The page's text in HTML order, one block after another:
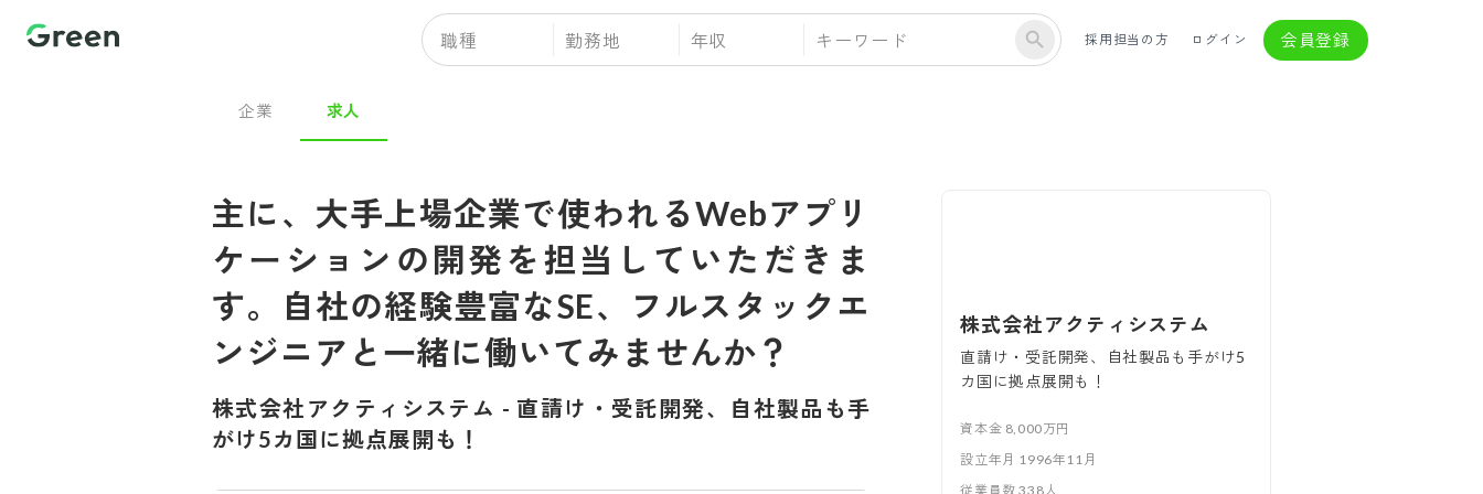
職種 勤務地 年収 採用担当の方 ログイン 会員登録
企業 求人
主に、大手上場企業で使われるWebアプリ
ケーションの開発を担当していただきま
す。自社の経験豊富なSE、フルスタックエ
ンジニアと一緒に働いてみませんか？
株式会社アクティシステム - 直請け・受託開発、自社製品も手
がけ5カ国に拠点展開も！
株式会社アクティシステム
直請け・受託開発、自社製品も手がけ5
カ国に拠点展開も！
資本金 8,000万円
設立年月 1996年11月
従業員数338 人